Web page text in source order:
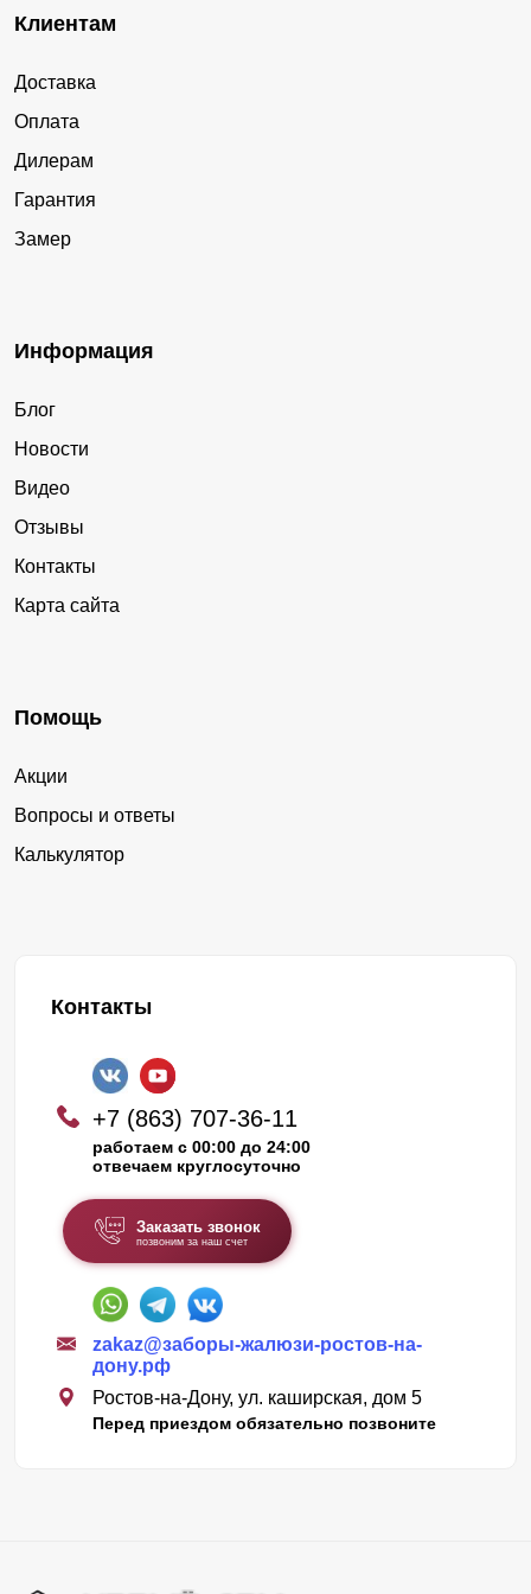
Клиентам
Доставка
Оплата
Дилерам
Гарантия
Замер
Информация
Блог
Новости
Видео
Отзывы
Контакты
Карта сайта
Помощь
Акции
Вопросы и ответы
Калькулятор
Контакты
+7 (863) 707-36-11
работаем с 00:00 до 24:00
отвечаем круглосуточно
Заказать звонок
позвоним за наш счет
zakaz@заборы-жалюзи-ростов-на-
дону.рф
Ростов-на-Дону, ул. каширская, дом 5
Перед приездом обязательно позвоните